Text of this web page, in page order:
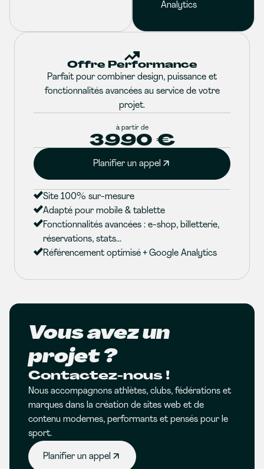
Analytics
Offre Performance
Parfait pour combiner design, puissance et
fonctionnalités avancées au service de votre
projet.
à partir de
3990 €
Planifier un appel
Site 100% sur-mesure
Adapté pour mobile & tablette
Fonctionnalités avancées : e-shop, billetterie,
réservations, stats...
Référencement optimisé + Google Analytics
Vous avez un
projet ?
Contactez-nous !
Nous accompagnons athlètes, clubs, fédérations et
marques dans la création de sites web et de
contenu modernes, performants et pensés pour le
sport.
Planifier un appel